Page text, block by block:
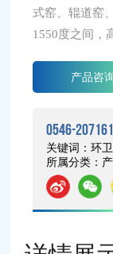
式窑、辊道窑
1550度之间，
低、导热系数
产品咨
0546-
关键词：环
所属分类：